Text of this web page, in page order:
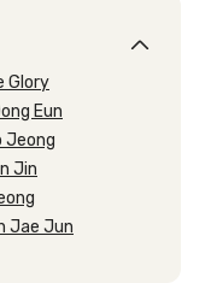
Glory
Eun
Jeong
Jin
Jae Jun